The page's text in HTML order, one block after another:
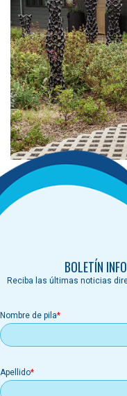
BOLETÍN
Reciba las últimas noticias
Nombre de pila
Apellido